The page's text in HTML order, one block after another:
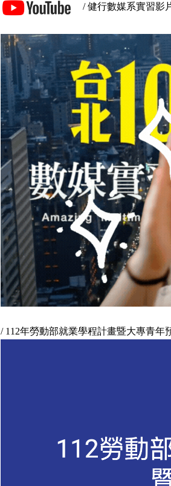
/ 健行數媒系實習
/ 112年勞動部就業學程計畫暨大專青